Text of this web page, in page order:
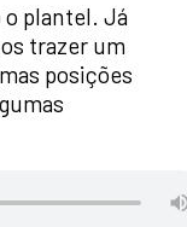
o plantel. Já
trazer um
posições